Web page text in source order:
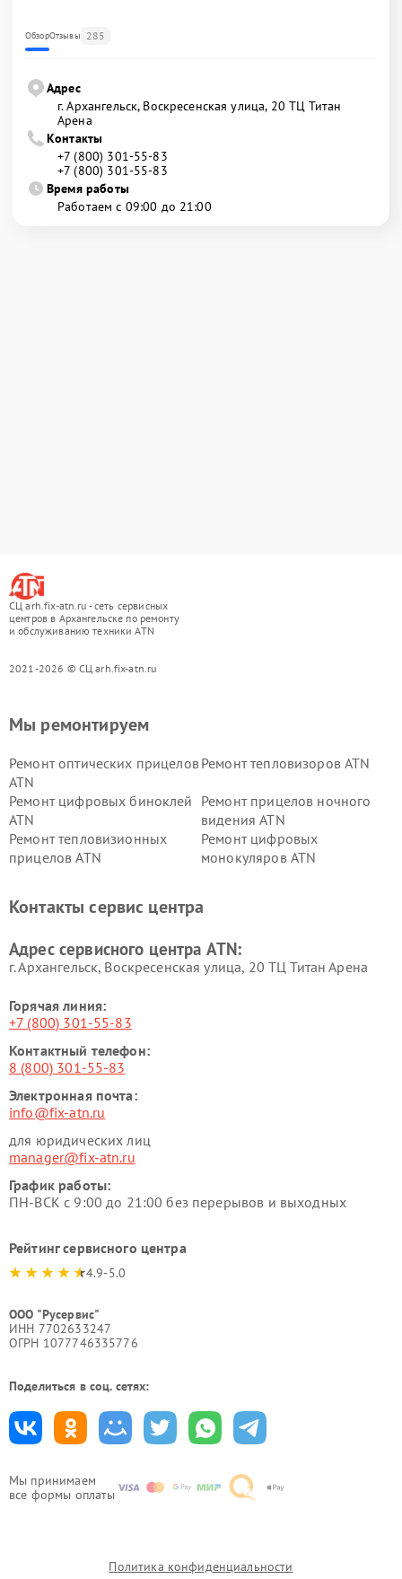
ОбзорОтзывы 285
Адрес
г. Архангельск, Воскресенская улица, 20 ТЦ Титан
Арена
Контакты
+7 (800) 301-55-83
+7 (800) 301-55-83
Время работы
Работаем с 09:00 до 21:00
СЦ arh.fix-atn.ru - сеть сервисных
центров в Архангельске по ремонту
и обслуживанию техники ATN
2021-2026 © СЦ arh.fix-atn.ru
Мы принимаем
все формы оплаты
Мы ремонтируем
Ремонт оптических прицелов
ATN
Ремонт тепловизоров ATN
Ремонт цифровых биноклей
ATN
Ремонт прицелов ночного
видения ATN
Ремонт тепловизионных
прицелов ATN
Ремонт цифровых
монокуляров ATN
Контакты сервис центра
Адрес сервисного центра ATN:
г. Архангельск, Воскресенская улица, 20 ТЦ Титан Арена
Горячая линия:
+7 (800) 301-55-83
Контактный телефон:
8 (800) 301-55-83
Электронная почта:
info@fix-atn.ru
для юридических лиц
manager@fix-atn.ru
График работы:
ПН-ВСК с 9:00 до 21:00 без перерывов и выходных
Рейтинг сервисного центра
4.9-5.0
ООО "Русервис"
ИНН 7702633247
ОГРН 1077746335776
Поделиться в соц. сетях:
Политика конфиденциальности